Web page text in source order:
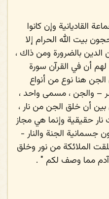
القاديانية وإن كانوا
بيت الله الحرام إلا
بالضرورة ومن ذاك ،
أن في القرآن سورة
هنا نوع من أنواع
– والجن ، مسمى واحد ،
بين أن خلق الجن من نار ،
حقيقية وإنما هي مجاز
جسمانية الجنة والنار -
الملائكة من نور وخلق
مما وصف لكم " .